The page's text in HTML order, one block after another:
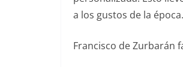
a los gustos de la
Francisco de Zurbarán